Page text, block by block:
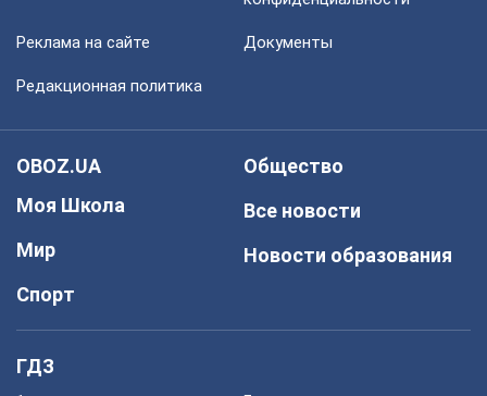
Реклама на сайте Документы
Редакционная политика
OBOZ.UA
Моя Школа
Мир
Спорт
Общество
Все новости
Новости образования
ГДЗ